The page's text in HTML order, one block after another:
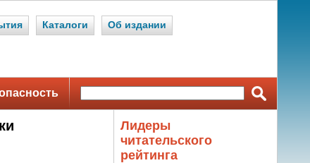
Каталоги Об издании
Лидеры
читательского
рейтинга